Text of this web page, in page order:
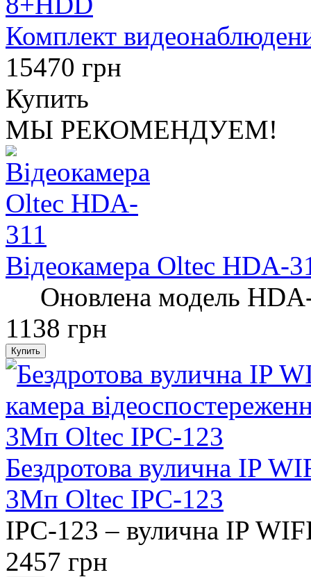
Комплект
15470 грн
Купить
МЫ РЕКОМЕНДУЕМ!
Відеокамера Oltec HDA-
Оновлена ​​модель
1138 грн
Бездротова вулична IP
3Мп Oltec IPC-123
IPC-123 – вулична IP
2457 грн